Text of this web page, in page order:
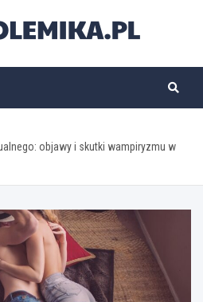
objawy i skutki wampiryzmu w